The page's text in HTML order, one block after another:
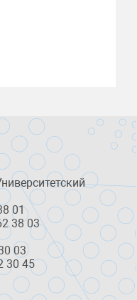
01
38 03
03
30 45